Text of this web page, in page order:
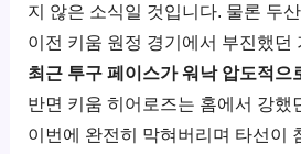
지 않은 소식일 것입니다. 물론 두
이전 키움 원정 경기에서 부진했던
최근 투구 페이스가 워낙 압도적으
반면 키움 히어로즈는 홈에서 강했
이번에 완전히 막혀버리며 타선이